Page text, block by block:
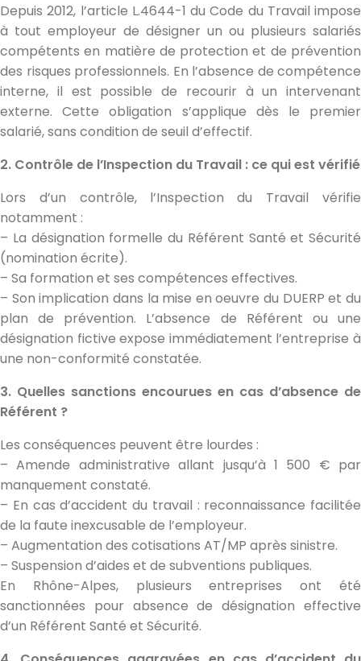
Depuis 2012, l’article L.4644-1 du Code du Travail impose
à tout employeur de désigner un ou plusieurs salariés
compétents en matière de protection et de prévention
des risques professionnels. En l’absence de compétence
interne, il est possible de recourir à un intervenant
externe. Cette obligation s’applique dès le premier
salarié, sans condition de seuil d’effectif.
2. Contrôle de l’Inspection du Travail : ce qui est vérifié
Lors d’un contrôle, l’Inspection du Travail vérifie
notamment :
– La désignation formelle du Référent Santé et Sécurité
(nomination écrite).
– Sa formation et ses compétences effectives.
– Son implication dans la mise en oeuvre du DUERP et du
plan de prévention. L’absence de Référent ou une
désignation fictive expose immédiatement l’entreprise à
une non-conformité constatée.
3. Quelles sanctions encourues en cas d’absence de
Référent ?
Les conséquences peuvent être lourdes :
– Amende administrative allant jusqu’à 1 500 € par
manquement constaté.
– En cas d’accident du travail : reconnaissance facilitée
de la faute inexcusable de l’employeur.
– Augmentation des cotisations AT/MP après sinistre.
– Suspension d’aides et de subventions publiques.
En Rhône-Alpes, plusieurs entreprises ont été
sanctionnées pour absence de désignation effective
d’un Référent Santé et Sécurité.